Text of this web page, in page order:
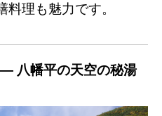
料理も魅力です。
八幡平の天空の秘湯